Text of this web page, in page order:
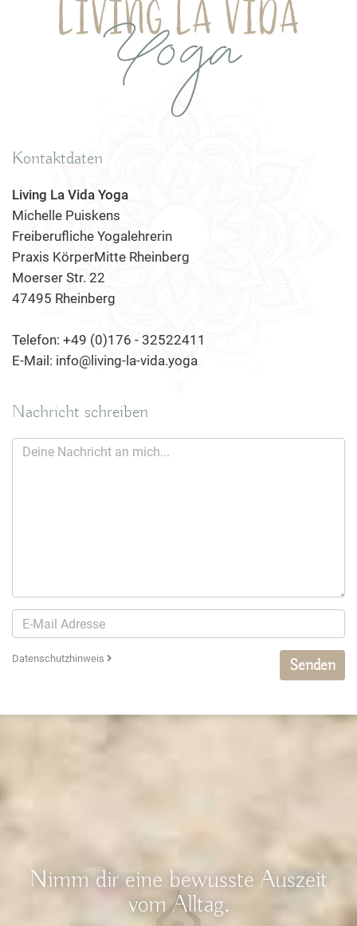
Kontaktdaten
Living La Vida Yoga
Michelle Puiskens
Freiberufliche Yogalehrerin
Praxis KörperMitte Rheinberg
Moerser Str. 22
47495 Rheinberg
Telefon: +49 (0)176 - 32522411
E-Mail: info@living-la-vida.yoga
Nachricht schreiben
Datenschutzhinweis Senden
Nimm dir eine bewusste Auszeit
vom Alltag.